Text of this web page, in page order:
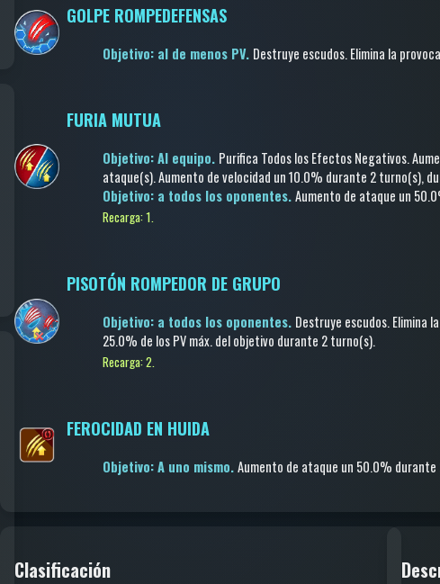
GOLPE ROMPEDEFENSAS
Objetivo: al de menos PV. Destruye escudos.Elimina la
FURIA MUTUA
Objetivo: Al equipo. Purifica Todos los Efectos Negativos.
ataque(s).Aumento de velocidad un 10.0% durante 2 turno(s),
Objetivo: a todos los oponentes.Aumento de ataque un
Recarga: 1.
PISOTÓN ROMPEDOR DE GRUPO
Objetivo: a todos los oponentes. Destruye escudos.Elimina
25.0% de los PV máx. del objetivo durante 2 turno(s).
Recarga: 2.
FEROCIDAD EN HUIDA
Objetivo: A uno mismo.Aumento de ataque un 50.0%
Clasificación